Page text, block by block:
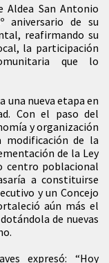
Aldea San Antonio
aniversario de su
reafirmando su
la participación
que lo
una nueva etapa en
Con el paso del
y organización
modificación de la
de la Ley
centro poblacional
a constituirse
y un Concejo
aún más el
de nuevas
expresó: “Hoy